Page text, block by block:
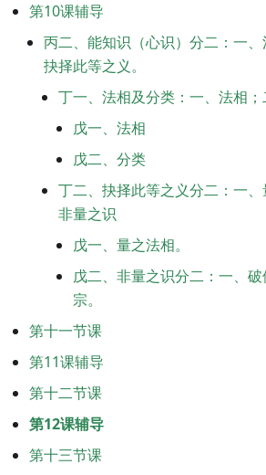
第10课辅导
丙二、能知识（心识）分二：一、
抉择此等之义。
丁一、法相及分类：一、法相；
戊一、法相
戊二、分类
丁二、抉择此等之义分二：一、
非量之识
戊一、量之法相。
戊二、非量之识分二：一、
宗。
第十一节课
第11课辅导
第十二节课
第12课辅导
第十三节课